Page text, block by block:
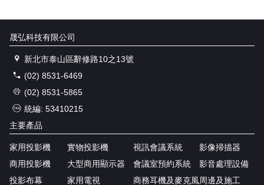
晟弘科技有限公司
新北市泰山區辭修路10之13號
(02) 8531-6469
(02) 8531-5865
統編: 53410215
主要產品
家用投影機
商用投影機
投影布幕
實物投影機
大型商用顯示器
家用電視
視訊會議系統
會議室預約系統
商務耳機及麥克風
影像掃描器
影音處理設備
周邊及施工